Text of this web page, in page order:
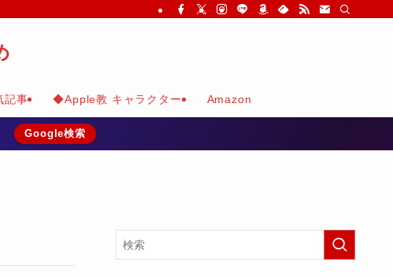
事 ◆Apple教 キャラクター Amazon
Google検索